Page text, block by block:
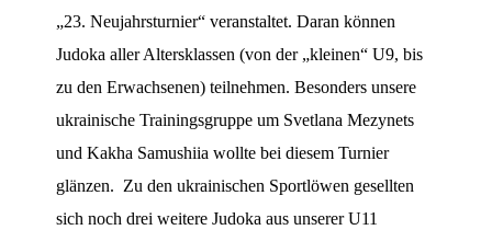
„23. Neujahrsturnier“ veranstaltet. Daran können
Judoka aller Altersklassen (von der „kleinen“ U9, bis
zu den Erwachsenen) teilnehmen. Besonders unsere
ukrainische Trainingsgruppe um Svetlana Mezynets
und Kakha Samushiia wollte bei diesem Turnier
glänzen. Zu den ukrainischen Sportlöwen gesellten
sich noch drei weitere Judoka aus unserer U11